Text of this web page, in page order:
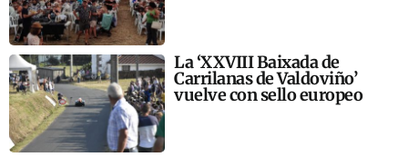
La ‘XXVIII Baixada de
Carrilanas de Valdoviño’
vuelve con sello europeo